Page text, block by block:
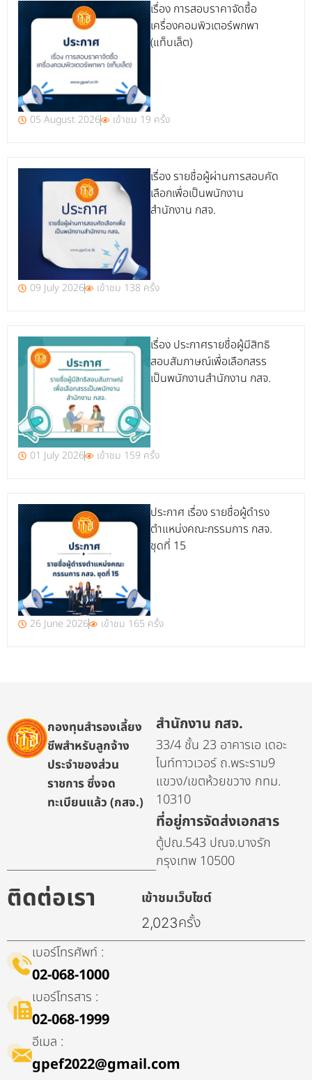
เรื่อง การสอบราคาจัดซื้อ
เครื่องคอมพิวเตอร์พกพา
(แท็บเล็ต)
05 August 2026 เข้าชม 19 ครั้ง
เรื่อง รายชื่อผู้ผ่านการสอบคัด
เลือกเพื่อเป็นพนักงาน
สำนักงาน กสจ.
09 July 2026 เข้าชม 138 ครั้ง
เรื่อง ประกาศรายชื่อผู้มีสิทธิ
สอบสัมภาษณ์เพื่อเลือกสรร
เป็นพนักงานสำนักงาน กสจ.
01 July 2026 เข้าชม 159 ครั้ง
ประกาศ เรื่อง รายชื่อผู้ดำรง
ตำแหน่งคณะกรรมการ กสจ.
ชุดที่ 15
26 June 2026 เข้าชม 165 ครั้ง
กองทุนสำรองเลี้ยง
ชีพสำหรับลูกจ้าง
ประจำของส่วน
ราชการ ซึ่งจด
ทะเบียนแล้ว (กสจ.)
สำนักงาน กสจ.
33/4 ชั้น 23 อาคารเอ เดอะ
ไนท์ทาวเวอร์ ถ.พระราม9
แขวง/เขตห้วยขวาง กทม.
10310
ที่อยู่การจัดส่งเอกสาร
ตู้ปณ.543 ปณจ.บางรัก
กรุงเทพ 10500
ติดต่อเรา เข้าชมเว็บไซต์
2,023ครั้ง
เบอร์โทรศัพท์ :
02-068-1000
เบอร์โทรสาร :
02-068-1999
อีเมล :
gpef2022@gmail.com